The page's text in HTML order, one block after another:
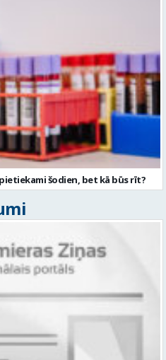
šodien, bet kā būs rīt?